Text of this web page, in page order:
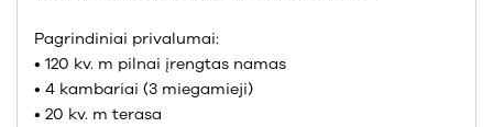
Pagrindiniai privalumai:
• 120 kv. m pilnai įrengtas namas
• 4 kambariai (3 miegamieji)
• 20 kv. m terasa